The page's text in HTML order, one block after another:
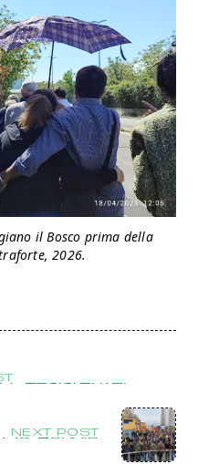
il Bosco prima della
2026.
Resistenze!
NEXT POST
RABBIA